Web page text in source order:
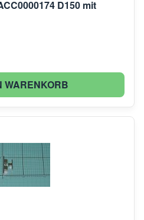
D150 mit
WARENKORB